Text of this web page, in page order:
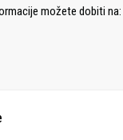
možete dobiti